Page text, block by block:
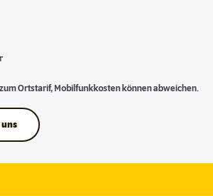
Ortstarif, Mobilfunkkosten können abweichen.
uns